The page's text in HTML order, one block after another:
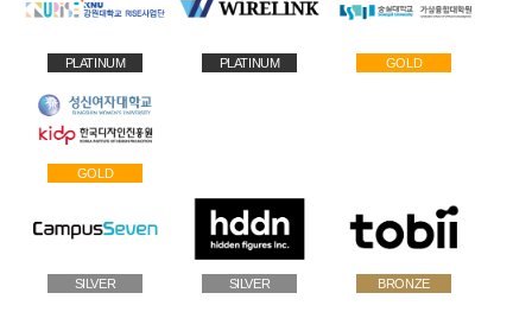
PLATINUM PLATINUM GOLD
GOLD
SILVER SILVER BRONZE